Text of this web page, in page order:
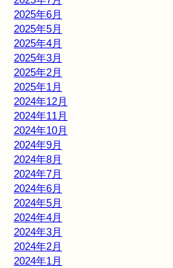
2025年6月
2025年5月
2025年4月
2025年3月
2025年2月
2025年1月
2024年12月
2024年11月
2024年10月
2024年9月
2024年8月
2024年7月
2024年6月
2024年5月
2024年4月
2024年3月
2024年2月
2024年1月